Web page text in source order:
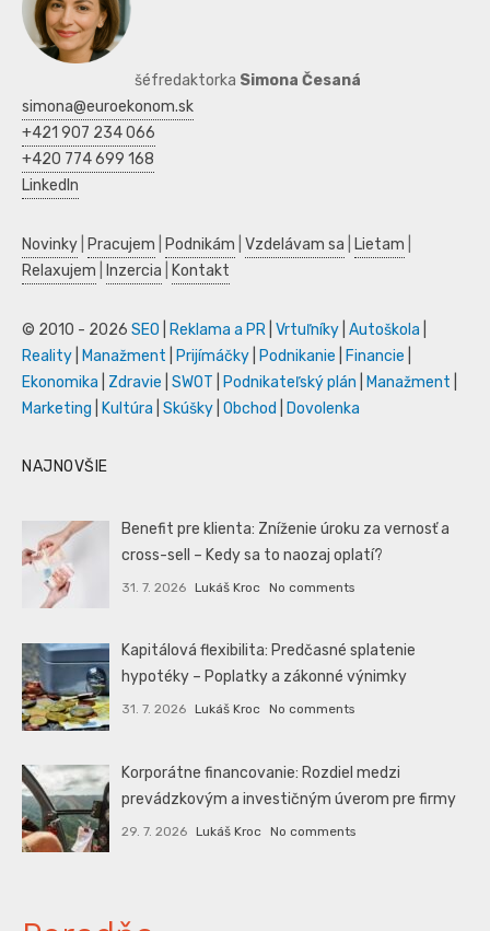
šéfredaktorka Simona Česaná
simona@euroekonom.sk
+421 907 234 066
+420 774 699 168
LinkedIn
Novinky Pracujem Podnikám Vzdelávam sa Lietam
Relaxujem
Inzercia Kontakt
© 2010 - 2026 SEO Reklama a PR Vrtuľníky Autoškola
Reality
Manažment Prijímáčky Podnikanie Financie
Ekonomika
Zdravie SWOT Podnikateľský plán Manažment
Marketing
Kultúra Skúšky Obchod Dovolenka
NAJNOVŠIE
Benefit pre klienta: Zníženie úroku za vernosť a
cross-sell – Kedy sa to naozaj oplatí?
31. 7. 2026 Lukáš Kroc No comments
Kapitálová flexibilita: Predčasné splatenie
hypotéky – Poplatky a zákonné výnimky
31. 7. 2026 Lukáš Kroc No comments
Korporátne financovanie: Rozdiel medzi
prevádzkovým a investičným úverom pre firmy
29. 7. 2026 Lukáš Kroc No comments